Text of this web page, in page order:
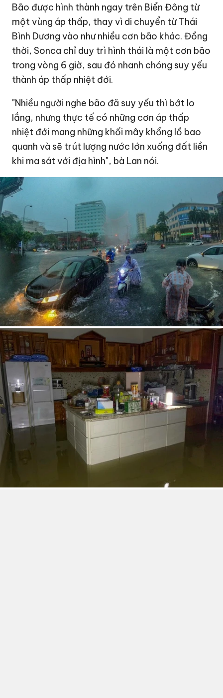
Bão được hình thành ngay trên Biển Đông từ
một vùng áp thấp, thay vì di chuyển từ Thái
Bình Dương vào như nhiều cơn bão khác. Đồng
thời, Sonca chỉ duy trì hình thái là một cơn bão
trong vòng 6 giờ, sau đó nhanh chóng suy yếu
thành áp thấp nhiệt đới.
"Nhiều người nghe bão đã suy yếu thì bớt lo
lắng, nhưng thực tế có những cơn áp thấp
nhiệt đới mang những khối mây khổng lồ bao
quanh và sẽ trút lượng nước lớn xuống đất liền
khi ma sát với địa hình", bà Lan nói.